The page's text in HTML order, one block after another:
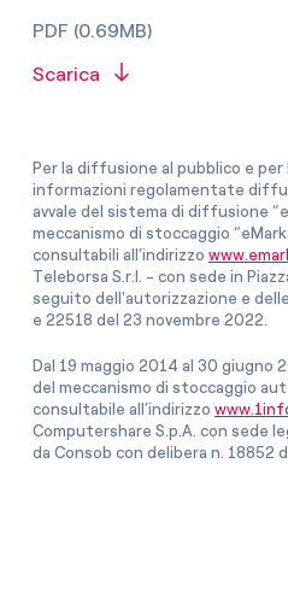
PDF (0.69MB)
Scarica
Per la diffusione al pubblico e
informazioni regolamentate
avvale del sistema di diffusione
meccanismo di stoccaggio
consultabili all’indirizzo
Teleborsa S.r.l. - con sede in
seguito dell'autorizzazione e
e 22518 del 23 novembre 2022.
Dal 19 maggio 2014 al 30 giugno
del meccanismo di stoccaggio
consultabile all’indirizzo
Computershare S.p.A. con sede
da Consob con delibera n. 18852